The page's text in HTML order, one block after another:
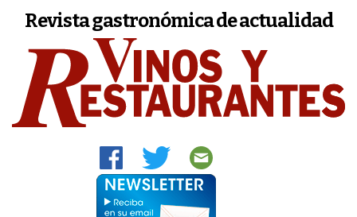
Revista gastronómica de actualidad